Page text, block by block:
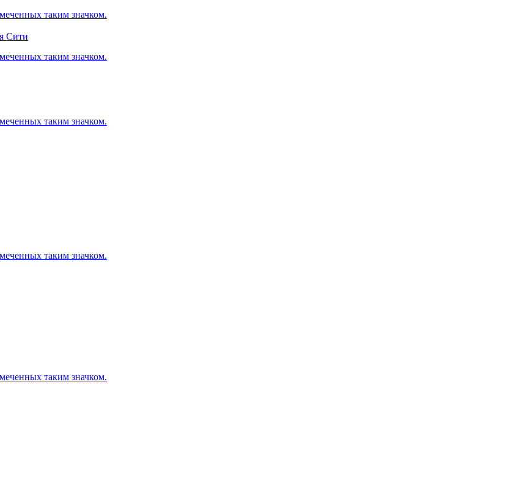
таким значком.
Сити
таким значком.
таким значком.
таким значком.
таким значком.